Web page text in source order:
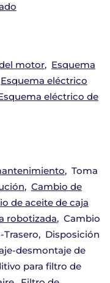
motor
Esquema
Esquema eléctrico
eléctrico de
Toma
Cambio de
de aceite de caja
robotizada
Cambio
Disposición
desmontaje de
para filtro de